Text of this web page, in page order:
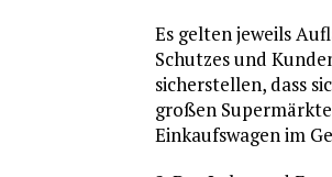
Es gelten jeweils
Schutzes und
sicherstellen, dass
großen
Einkaufswagen im